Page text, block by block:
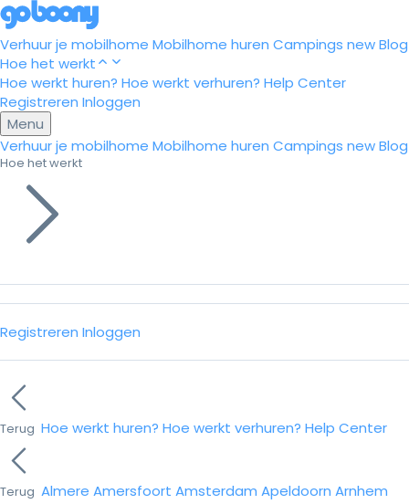
Verhuur je mobilhome Mobilhome huren Campings newBlog
Hoe het werkt
Hoe werkt huren? Hoe werkt verhuren? Help Center
Registreren Inloggen
Menu
Verhuur je mobilhome Mobilhome huren Campings newBlog
Hoe het werkt
Registreren Inloggen
Terug Hoe werkt huren? Hoe werkt verhuren? Help Center
Terug Almere Amersfoort Amsterdam Apeldoorn Arnhem